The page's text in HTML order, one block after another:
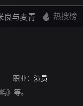
职业： 演员
》等。